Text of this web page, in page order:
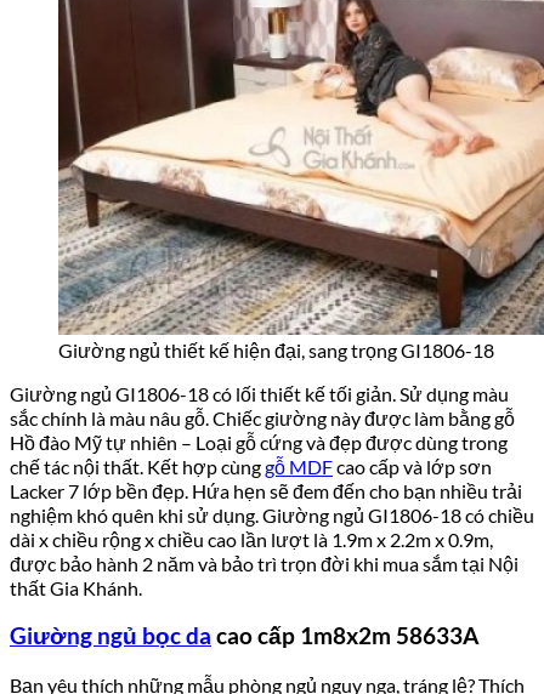
Giường ngủ thiết kế hiện đại, sang trọng GI1806-18
Giường ngủ GI1806-18 có lối thiết kế tối giản. Sử dụng màu
sắc chính là màu nâu gỗ. Chiếc giường này được làm bằng gỗ
Hồ đào Mỹ tự nhiên – Loại gỗ cứng và đẹp được dùng trong
chế tác nội thất. Kết hợp cùnggỗ MDFcao cấp và lớp sơn
Lacker 7 lớp bền đẹp. Hứa hẹn sẽ đem đến cho bạn nhiều trải
nghiệm khó quên khi sử dụng. Giường ngủ GI1806-18 có chiều
dài x chiều rộng x chiều cao lần lượt là 1.9m x 2.2m x 0.9m,
được bảo hành 2 năm và bảo trì trọn đời khi mua sắm tại Nội
thất Gia Khánh.
Giường ngủ bọc da cao cấp 1m8x2m 58633A
Bạn yêu thích những mẫu phòng ngủ nguy nga, tráng lệ? Thích